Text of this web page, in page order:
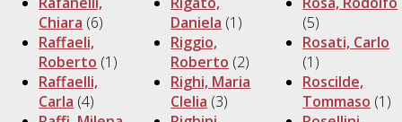
Chiara (6)
Raffaeli,
Roberto (1)
Raffaelli,
Carla (4)
Daniela (1)
Riggio,
Roberto (2)
Righi, Maria
Clelia (3)
(5)
Rosati, Carlo
(1)
Roscilde,
Tommaso (1)